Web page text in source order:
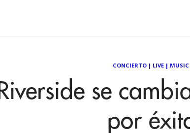
CONCIERTO| LIVE| MUSIC
Riverside se
por